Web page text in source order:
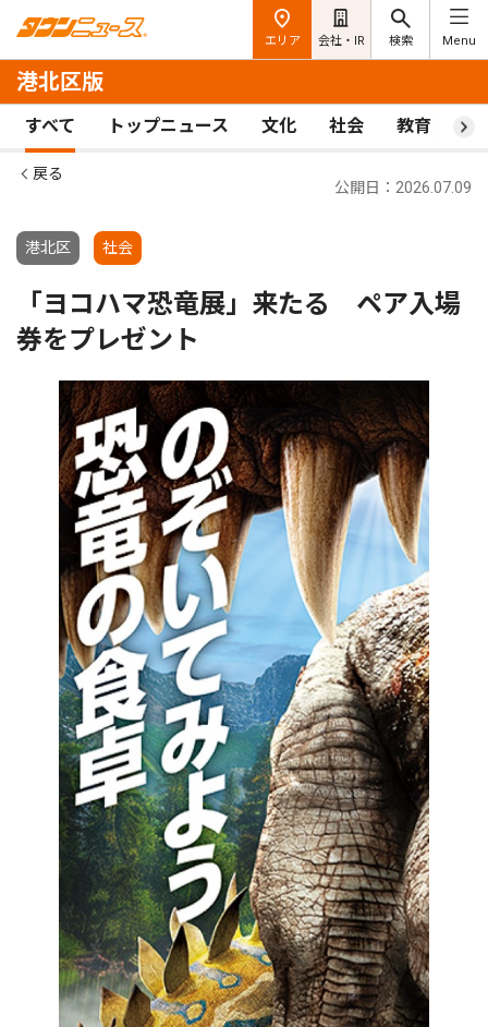
エリア 会社・IR 検索 Menu
港北区版
すべて トップニュース 文化 社会 教育 ス
戻る
港北区 社会
公開日：2026.07.09
「ヨコハマ恐竜展」来たる ペア入場
券をプレゼント